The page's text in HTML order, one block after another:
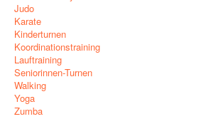
Impressum
Judo
Karate
Kinderturnen
Koordinationstraining
Lauftraining
Seniorinnen-Turnen
Walking
Yoga
Zumba